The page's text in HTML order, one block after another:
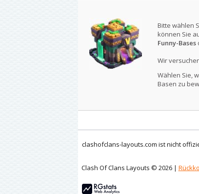
Bitte wählen
können Sie
Funny-Bases
Wir
Wählen Sie,
Basen zu
clashofclans-layouts.com ist nicht
Clash Of Clans Layouts © 2026 |